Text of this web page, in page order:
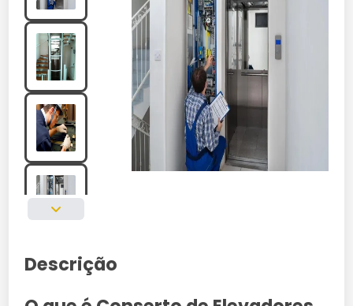
Descrição